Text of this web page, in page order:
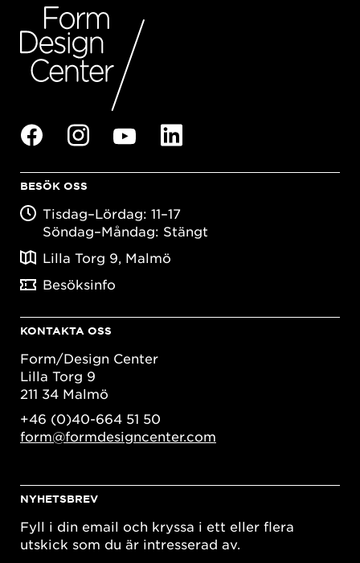
BESÖK OSS
Tisdag–Lördag: 11–17
Söndag–Måndag: Stängt
Lilla Torg 9, Malmö
Besöksinfo
KONTAKTA OSS
Form/Design Center
Lilla Torg 9
211 34 Malmö
+46 (0)40-664 51 50
form@formdesigncenter.com
NYHETSBREV
Fyll i din email och kryssa i ett eller flera
utskick som du är intresserad av.